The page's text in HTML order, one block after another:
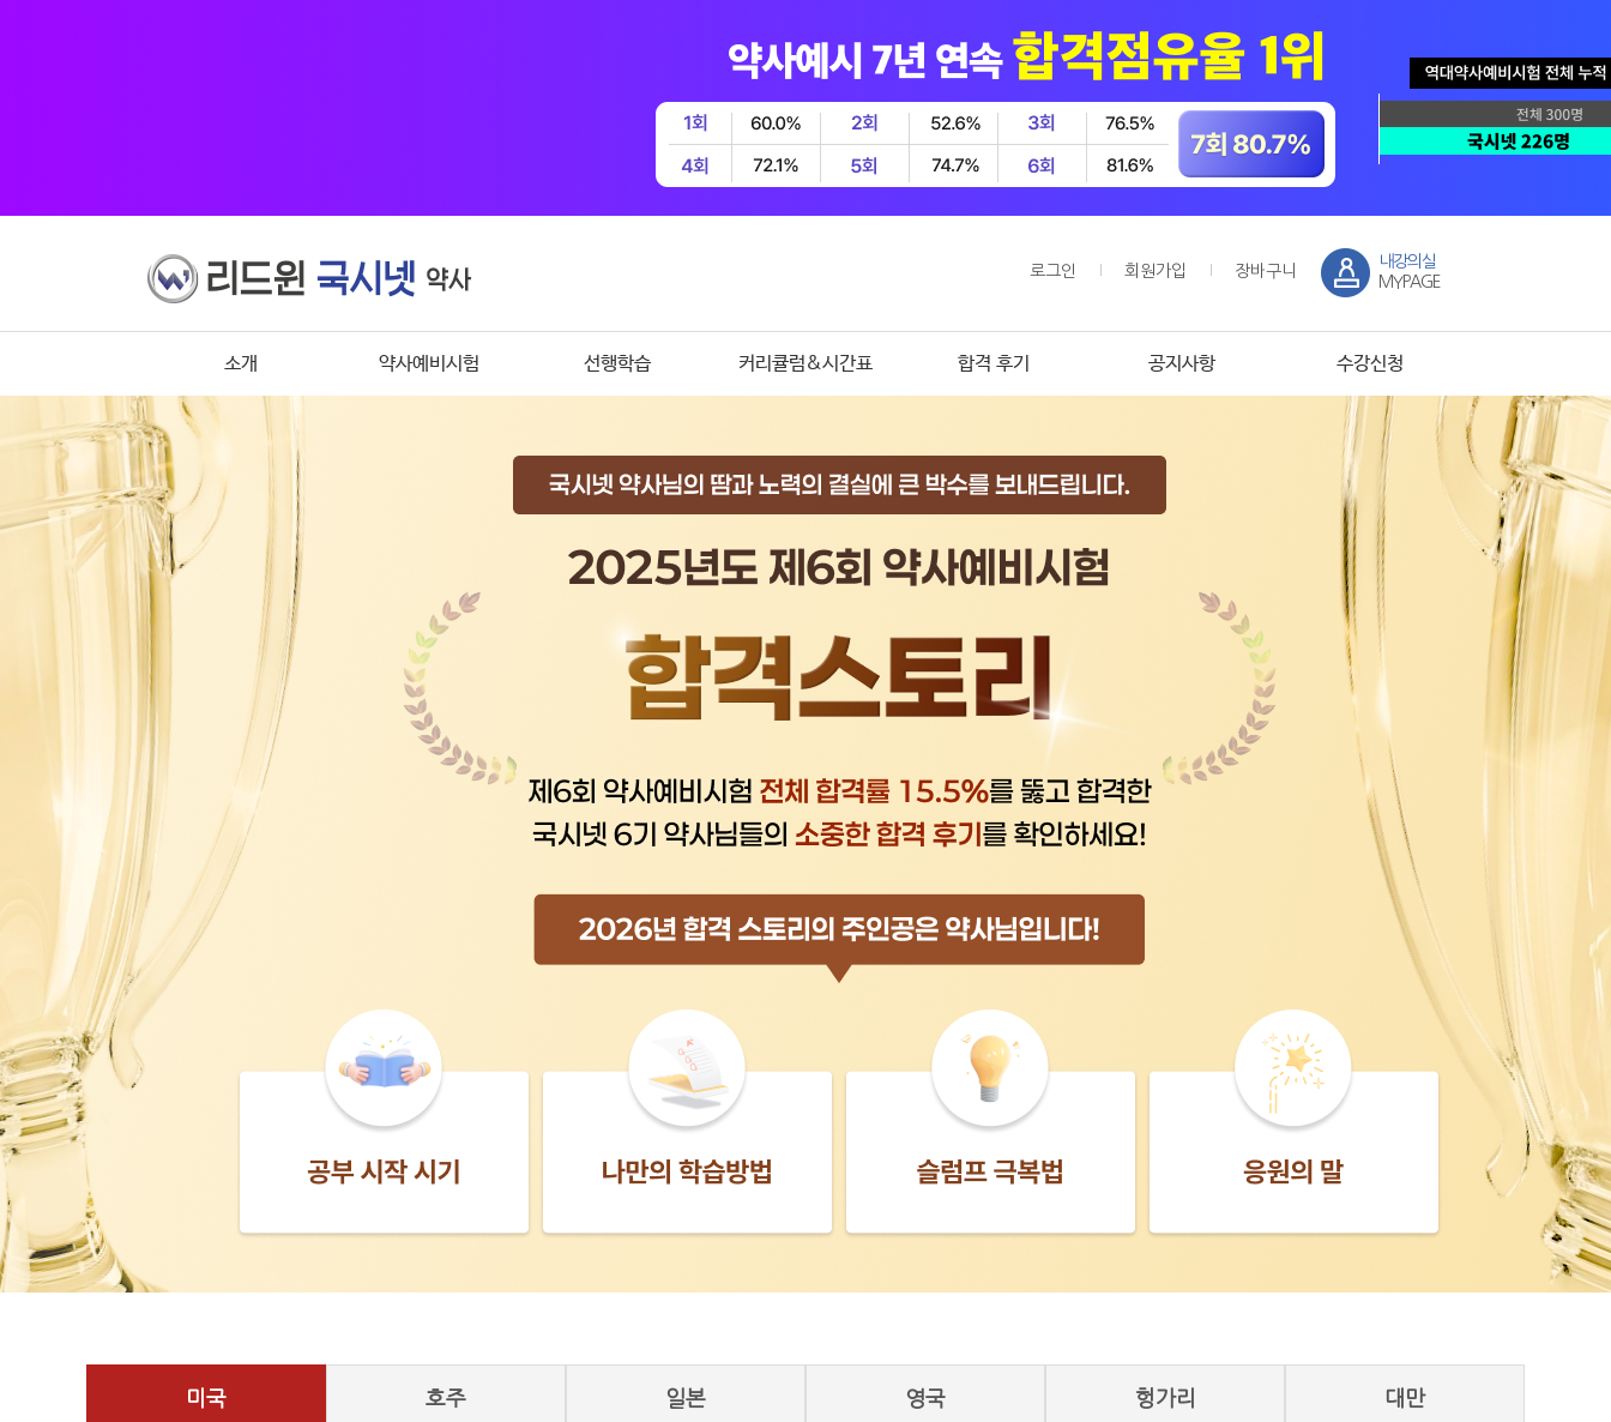
로그인 회원가입 장바구니
내강의실
MYPAGE
소개 약사예비시험 선행학습 커리큘럼&시간표 합격 후기 공지사항 수강신청
미국 호주 일본 영국 헝가리 대만